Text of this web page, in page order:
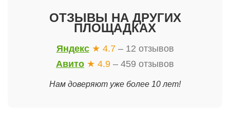
ОТЗЫВЫ НА ДРУГИХ
ПЛОЩАДКАХ
Яндекс ★ 4.7 – 12 отзывов
Авито ★ 4.9 – 459 отзывов
Нам доверяют уже более 10 лет!